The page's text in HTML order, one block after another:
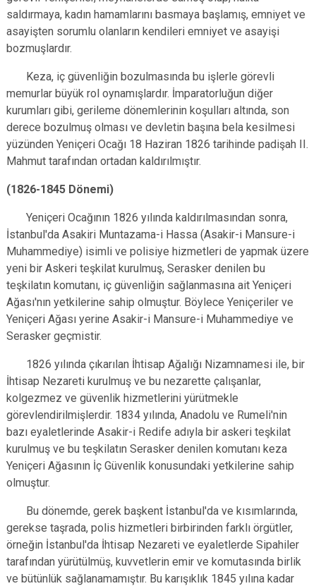
saldırmaya, kadın hamamlarını basmaya başlamış, emniyet ve
asayişten sorumlu olanların kendileri emniyet ve asayişi
bozmuşlardır.
Keza, iç güvenliğin bozulmasında bu işlerle görevli
memurlar büyük rol oynamışlardır. İmparatorluğun diğer
kurumları gibi, gerileme dönemlerinin koşulları altında, son
derece bozulmuş olması ve devletin başına bela kesilmesi
yüzünden Yeniçeri Ocağı 18 Haziran 1826 tarihinde padişah II.
Mahmut tarafından ortadan kaldırılmıştır.
(1826-1845 Dönemi)
Yeniçeri Ocağının 1826 yılında kaldırılmasından sonra,
İstanbul'da Asakiri Muntazama-i Hassa (Asakir-i Mansure-i
Muhammediye) isimli ve polisiye hizmetleri de yapmak üzere
yeni bir Askeri teşkilat kurulmuş, Serasker denilen bu
teşkilatın komutanı, iç güvenliğin sağlanmasına ait Yeniçeri
Ağası'nın yetkilerine sahip olmuştur. Böylece Yeniçeriler ve
Yeniçeri Ağası yerine Asakir-i Mansure-i Muhammediye ve
Serasker geçmistir.
1826 yılında çıkarılan İhtisap Ağalığı Nizamnamesi ile, bir
İhtisap Nezareti kurulmuş ve bu nezarette çalışanlar,
kolgezmez ve güvenlik hizmetlerini yürütmekle
görevlendirilmişlerdir. 1834 yılında, Anadolu ve Rumeli'nin
bazı eyaletlerinde Asakir-i Redife adıyla bir askeri teşkilat
kurulmuş ve bu teşkilatın Serasker denilen komutanı keza
Yeniçeri Ağasının İç Güvenlik konusundaki yetkilerine sahip
olmuştur.
Bu dönemde, gerek başkent İstanbul'da ve kısımlarında,
gerekse taşrada, polis hizmetleri birbirinden farklı örgütler,
örneğin İstanbul'da İhtisap Nezareti ve eyaletlerde Sipahiler
tarafından yürütülmüş, kuvvetlerin emir ve komutasında birlik
ve bütünlük sağlanamamıştır. Bu karışıklık 1845 yılına kadar